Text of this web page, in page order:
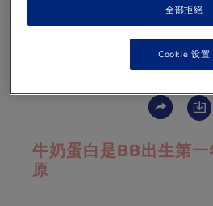
BB出生首年是關機，慎重選
牛奶蛋白是BB出生第
原
全部拒絕
Cookie 设置